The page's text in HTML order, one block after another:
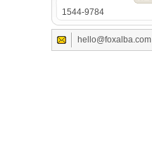
1544-9784
hello@foxalba.com